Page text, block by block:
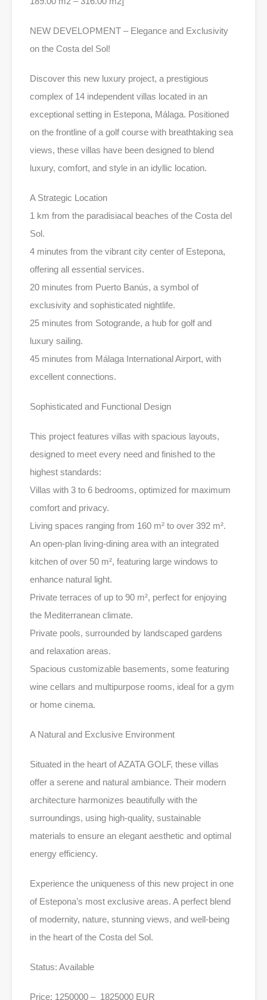
NEW DEVELOPMENT – Elegance and Exclusivity
on the Costa del Sol!
Discover this new luxury project, a prestigious
complex of 14 independent villas located in an
exceptional setting in Estepona, Málaga. Positioned
on the frontline of a golf course with breathtaking sea
views, these villas have been designed to blend
luxury, comfort, and style in an idyllic location.
A Strategic Location
1 km from the paradisiacal beaches of the Costa del
Sol.
4 minutes from the vibrant city center of Estepona,
offering all essential services.
20 minutes from Puerto Banús, a symbol of
exclusivity and sophisticated nightlife.
25 minutes from Sotogrande, a hub for golf and
luxury sailing.
45 minutes from Málaga International Airport, with
excellent connections.
Sophisticated and Functional Design
This project features villas with spacious layouts,
designed to meet every need and finished to the
highest standards:
Villas with 3 to 6 bedrooms, optimized for maximum
comfort and privacy.
Living spaces ranging from 160 m² to over 392 m².
An open-plan living-dining area with an integrated
kitchen of over 50 m², featuring large windows to
enhance natural light.
Private terraces of up to 90 m², perfect for enjoying
the Mediterranean climate.
Private pools, surrounded by landscaped gardens
and relaxation areas.
Spacious customizable basements, some featuring
wine cellars and multipurpose rooms, ideal for a gym
or home cinema.
A Natural and Exclusive Environment
Situated in the heart of AZATA GOLF, these villas
offer a serene and natural ambiance. Their modern
architecture harmonizes beautifully with the
surroundings, using high-quality, sustainable
materials to ensure an elegant aesthetic and optimal
energy efficiency.
Experience the uniqueness of this new project in one
of Estepona’s most exclusive areas. A perfect blend
of modernity, nature, stunning views, and well-being
in the heart of the Costa del Sol.
Status: Available
Price: 1250000 – 1825000 EUR